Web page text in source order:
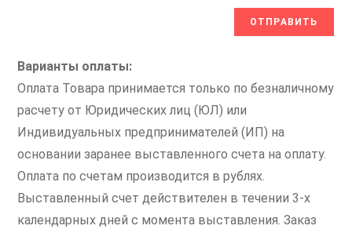
Варианты оплаты:
Оплата Товара принимается только по безналичному
расчету от Юридических лиц (ЮЛ) или
Индивидуальных предпринимателей (ИП) на
основании заранее выставленного счета на оплату.
Оплата по счетам производится в рублях.
Выставленный счет действителен в течении 3-х
календарных дней с момента выставления. Заказ